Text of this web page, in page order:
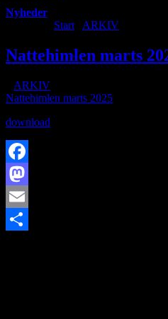
Nyheder
Start ARKIV
Nattehimlen marts
ARKIV
Nattehimlen marts 2025
download
Facebook
Mastodon
Email